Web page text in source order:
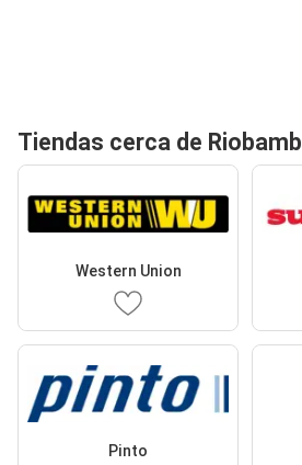
Tiendas cerca de
Western Union
Pinto